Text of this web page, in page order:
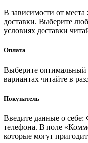
В зависимости от
доставки. Выберите
условиях доставки
Оплата
Выберите оптимальный
вариантах читайте в
Покупатель
Введите данные о
телефона. В поле
которые могут